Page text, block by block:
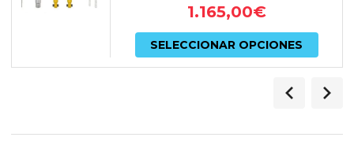
1.165,00€
SELECCIONAR OPCIONES
Este
tiene